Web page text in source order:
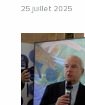
25 juillet 2025